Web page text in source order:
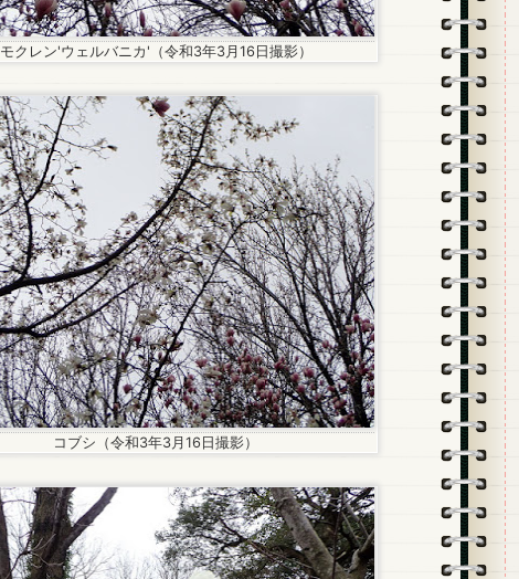
モクレン'ウェルバニカ'（令和3年3月16日撮影）
コブシ（令和3年3月16日撮影）